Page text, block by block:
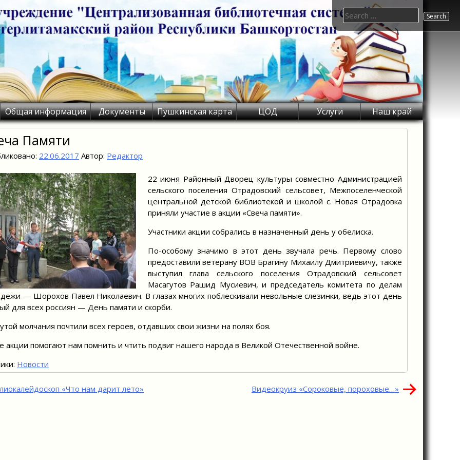
Общая информация Документы Пушкинская карта ЦОД Услуги Наш край
Search
for:
Памяти
22.06.2017 Автор: Редактор
22 июня Районный Дворец культуры совместно Администрацией
сельского поселения Отрадовский сельсовет, Межпоселенческой
центральной детской библиотекой и школой с. Новая Отрадовка
приняли участие в акции «Свеча памяти».
Участники акции собрались в назначенный день у обелиска.
По-особому значимо в этот день звучала речь. Первому слово
предоставили ветерану ВОВ Брагину Михаилу Дмитриевичу, также
выступил глава сельского поселения Отрадовский сельсовет
Масагутов Рашид Мусиевич, и председатель комитета по делам
— Шорохов Павел Николаевич. В глазах многих поблескивали невольные слезинки, ведь этот день
для всех россиян — День памяти и скорби.
молчания почтили всех героев, отдавших свои жизни на полях боя.
акции помогают нам помнить и чтить подвиг нашего народа в Великой Отечественной войне.
Новости
«Что нам дарит лето» Видеокруиз «Сороковые, пороховые…»